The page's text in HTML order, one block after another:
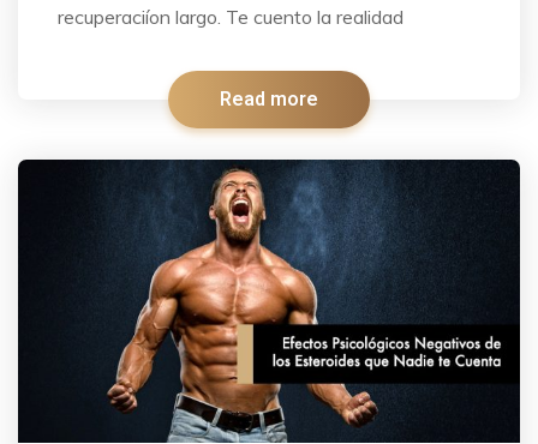
recuperaciíon largo. Te cuento la realidad
Read more